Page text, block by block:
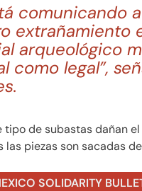
comunicando
extrañamiento
arqueológico
como legal”,
tipo de subastas dañan
las piezas son sacadas
SOLIDARITY